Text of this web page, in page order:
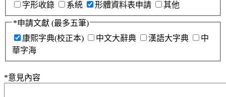
字形收錄
系統 形體資料表申請 其他
*申請文獻 (最多五筆)
康熙字典(校正本)
中文大辭典 漢語大字典
中
華字海
*意見內容